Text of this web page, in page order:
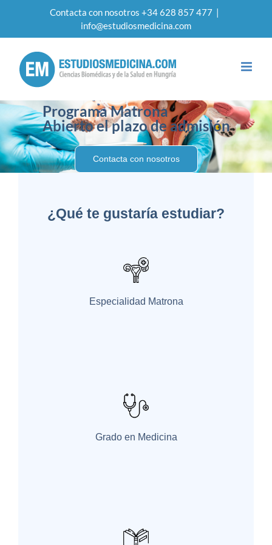
Contacta con nosotros +34 628 857 477 |
info@estudiosmedicina.com
Programa Matrona
Abierto el plazo de admisión
Contacta con nosotros
¿Qué te gustaría estudiar?
Especialidad Matrona
Grado en Medicina